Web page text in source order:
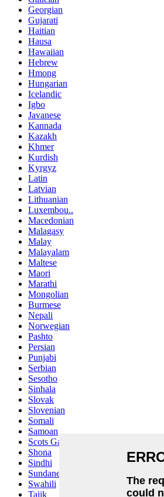
Georgian
Gujarati
Haitian
Hausa
Hawaiian
Hebrew
Hmong
Hungarian
Icelandic
Igbo
Javanese
Kannada
Kazakh
Khmer
Kurdish
Kyrgyz
Latin
Latvian
Lithuanian
Luxembou..
Macedonian
Malagasy
Malay
Malayalam
Maltese
Maori
Marathi
Mongolian
Burmese
Nepali
Norwegian
Pashto
Persian
Punjabi
Serbian
Sesotho
Sinhala
Slovak
Slovenian
Somali
Samoan
Scots Gaelic
Shona
Sindhi
Sundanese
Swahili
Tajik